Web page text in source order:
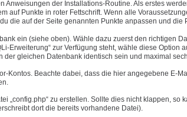
Anweisungen der Installations-Routine. Als erstes
auf Punkte in roter Fettschrift. Wenn alle
die auf der Seite genannten Punkte anpassen und die
ein (siehe oben). Wähle dazu zuerst den richtigen
Erweiterung“ zur Verfügung steht, wähle diese Option
gleichen Datenbank identisch sein und maximal
Kontos. Beachte dabei, dass die hier angegebene E-
„config.php“ zu erstellen. Sollte dies nicht klappen, so
dort die bereits vorhandene Datei).